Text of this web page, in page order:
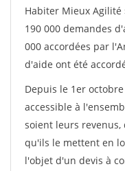
Habiter Mieux Agilité
190 000 demandes
000 accordées par
d'aide ont été
Depuis le 1er octobre
accessible à
soient leurs
qu'ils le mettent en
l'objet d'un devis à